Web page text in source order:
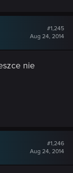
#1,245
Aug 24, 2014
nie
#1,246
Aug 24, 2014